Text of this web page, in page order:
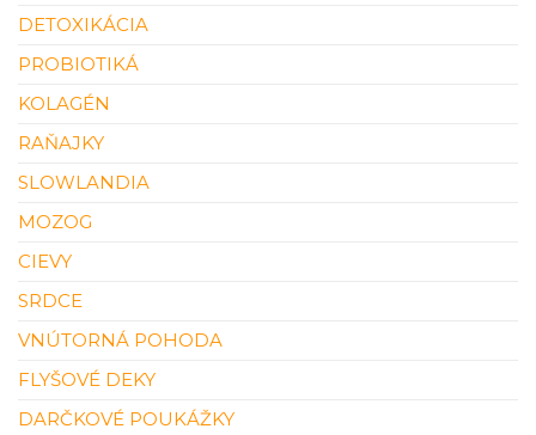
DETOXIKÁCIA
PROBIOTIKÁ
KOLAGÉN
RAŇAJKY
SLOWLANDIA
MOZOG
CIEVY
SRDCE
VNÚTORNÁ POHODA
FLYŠOVÉ DEKY
DARČKOVÉ POUKÁŽKY